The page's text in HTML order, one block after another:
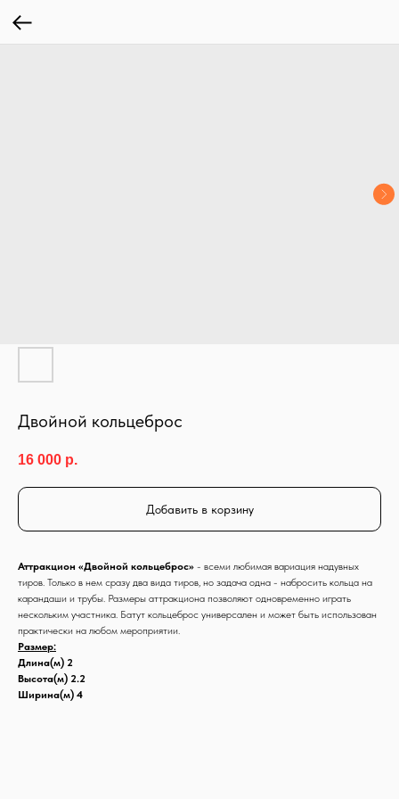
Двойной кольцеброс
16 000 р.
Добавить в корзину
Аттракцион «Двойной кольцеброс» - всеми любимая вариация надувных
тиров. Только в нем сразу два вида тиров, но задача одна - набросить кольца на
карандаши и трубы. Размеры аттракциона позволяют одновременно играть
нескольким участника. Батут кольцеброс универсален и может быть использован
практически на любом мероприятии.
Размер:
Длина(м) 2
Высота(м) 2.2
Ширина(м) 4